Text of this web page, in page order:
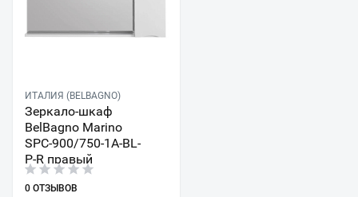
ИТАЛИЯ (BELBAGNO)
Зеркало-шкаф
BelBagno Marino
SPC-900/750-1A-BL-
P-R правый
0 ОТЗЫВОВ